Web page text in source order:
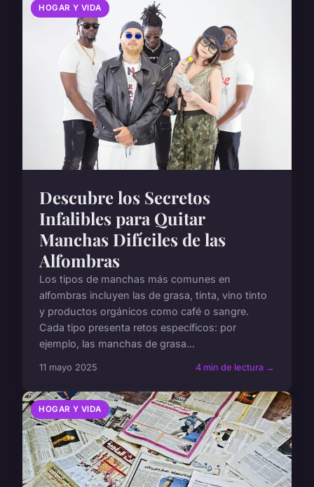
HOGAR Y VIDA
Descubre los Secretos
Infalibles para Quitar
Manchas Difíciles de las
Alfombras
Los tipos de manchas más comunes en
alfombras incluyen las de grasa, tinta, vino tinto
y productos orgánicos como café o sangre.
Cada tipo presenta retos específicos: por
ejemplo, las manchas de grasa...
11 mayo 2025 4 min de lectura →
HOGAR Y VIDA